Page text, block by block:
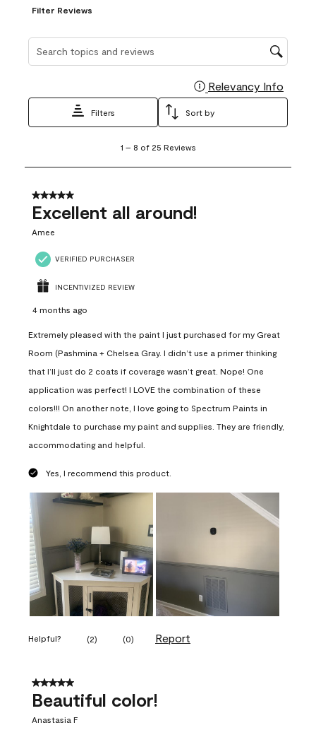
Filter Reviews
Relevancy Info
Filters Sort by
8
25
Reviews
1 – 8 of 25 Reviews
5 out of 5 stars.
Excellent all around!
Amee
VERIFIED PURCHASER
INCENTIVIZED REVIEW
4 months ago
Extremely pleased with the paint I just purchased for my Great
Room (Pashmina + Chelsea Gray. I didn’t use a primer thinking
that I’ll just do 2 coats if coverage wasn’t great. Nope! One
application was perfect! I LOVE the combination of these
colors!!! On another note, I love going to Spectrum Paints in
Knightdale to purchase my paint and supplies. They are friendly,
accommodating and helpful.
Yes, I recommend this product.
Helpful? (2) (0) Report
5 out of 5 stars.
Beautiful color!
Anastasia F